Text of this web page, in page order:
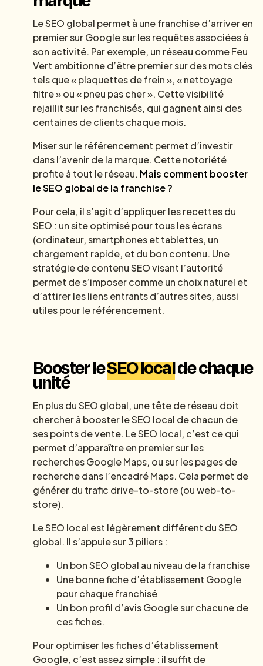
Le SEO global permet à une franchise d’arriver en
premier sur Google sur les requêtes associées à
son activité. Par exemple, un réseau comme Feu
Vert ambitionne d’être premier sur des mots clés
tels que « plaquettes de frein », « nettoyage
filtre » ou « pneu pas cher ». Cette visibilité
rejaillit sur les franchisés, qui gagnent ainsi des
centaines de clients chaque mois.
Miser sur le référencement permet d’investir
dans l’avenir de la marque. Cette notoriété
profite à tout le réseau. Mais comment booster
le SEO global de la franchise ?
Pour cela, il s’agit d’appliquer les recettes du
SEO : un site optimisé pour tous les écrans
(ordinateur, smartphones et tablettes, un
chargement rapide, et du bon contenu. Une
stratégie de contenu SEO visant l’autorité
permet de s’imposer comme un choix naturel et
d’attirer les liens entrants d’autres sites, aussi
utiles pour le référencement.
Booster leSEO localde chaque
unité
En plus du SEO global, une tête de réseau doit
chercher à booster le SEO local de chacun de
ses points de vente. Le SEO local, c’est ce qui
permet d’apparaître en premier sur les
recherches Google Maps, ou sur les pages de
recherche dans l’encadré Maps. Cela permet de
générer du trafic drive-to-store (ou web-to-
store).
Le SEO local est légèrement différent du SEO
global. Il s’appuie sur 3 piliers :
Un bon SEO global au niveau de la franchise
Une bonne fiche d’établissement Google
pour chaque franchisé
Un bon profil d’avis Google sur chacune de
ces fiches.
Pour optimiser les fiches d’établissement
Google, c’est assez simple : il suffit de